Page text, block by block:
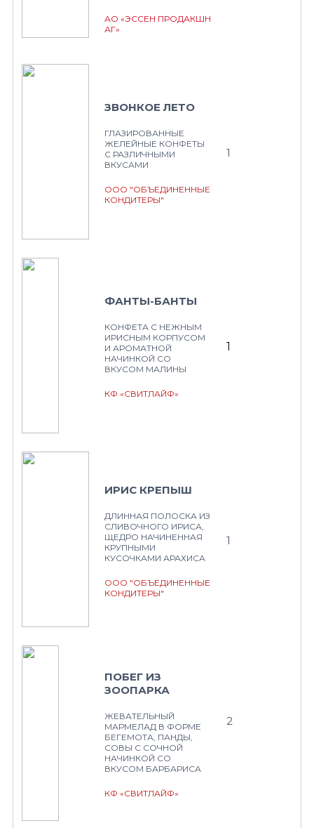
АО «ЭССЕН ПРОДАКШН
АГ»
ЗВОНКОЕ ЛЕТО
ГЛАЗИРОВАННЫЕ
ЖЕЛЕЙНЫЕ КОНФЕТЫ
С РАЗЛИЧНЫМИ
ВКУСАМИ
ООО "ОБЪЕДИНЕННЫЕ
КОНДИТЕРЫ"
1
ФАНТЫ-БАНТЫ
КОНФЕТА С НЕЖНЫМ
ИРИСНЫМ КОРПУСОМ
И АРОМАТНОЙ
НАЧИНКОЙ СО
ВКУСОМ МАЛИНЫ
КФ «СВИТЛАЙФ»
1
ИРИС КРЕПЫШ
ДЛИННАЯ ПОЛОСКА ИЗ
СЛИВОЧНОГО ИРИСА,
ЩЕДРО НАЧИНЕННАЯ
КРУПНЫМИ
КУСОЧКАМИ АРАХИСА
ООО "ОБЪЕДИНЕННЫЕ
КОНДИТЕРЫ"
1
ПОБЕГ ИЗ
ЗООПАРКА
ЖЕВАТЕЛЬНЫЙ
МАРМЕЛАД В ФОРМЕ
БЕГЕМОТА, ПАНДЫ,
СОВЫ С СОЧНОЙ
НАЧИНКОЙ СО
ВКУСОМ БАРБАРИСА
КФ «СВИТЛАЙФ»
2